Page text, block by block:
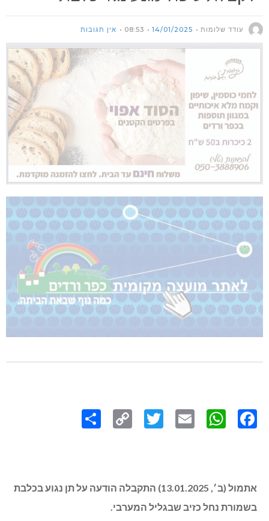
עודד שלומות 14/01/2025
08:53 אין תגובות
Link
אתמול (ב׳, 13.01.2025) התקבלה הודעה על תן נגוע בכלבת
בשמורת נחל כזיב שבגליל המערבי.